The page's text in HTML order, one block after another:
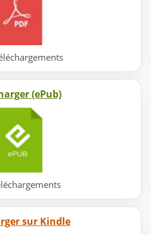
(ePub)
sur Kindle